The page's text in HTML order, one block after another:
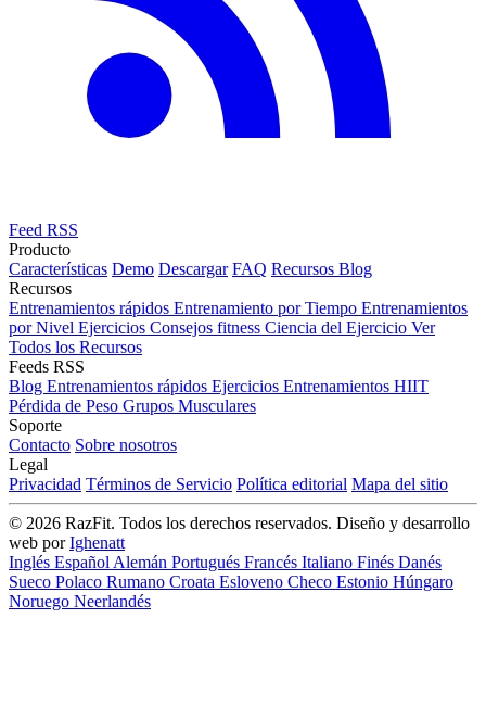
Feed RSS
Producto
Características Demo Descargar FAQ Recursos Blog
Recursos
Entrenamientos rápidos Entrenamiento por Tiempo Entrenamientos
por Nivel Ejercicios Consejos fitness Ciencia del Ejercicio Ver
Todos los Recursos
Feeds RSS
Blog Entrenamientos rápidos Ejercicios Entrenamientos HIIT
Pérdida de Peso Grupos Musculares
Soporte
Contacto Sobre nosotros
Legal
Privacidad Términos de Servicio Política editorial Mapa del sitio
© 2026 RazFit. Todos los derechos reservados. Diseño y desarrollo
web porIghenatt
Inglés Español Alemán Portugués Francés Italiano Finés Danés
Sueco Polaco Rumano Croata Esloveno Checo Estonio Húngaro
Noruego Neerlandés